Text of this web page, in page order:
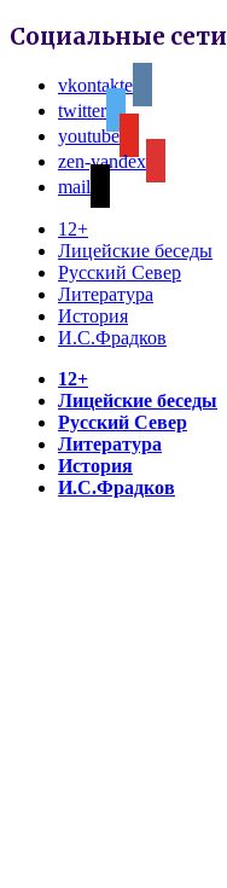
Социальные сети
vkontakte
twitter
youtube
zen-yandex
mail
12+
Лицейские беседы
Русский Север
Литература
История
И.С.Фрадков
12+
Лицейские беседы
Русский Север
Литература
История
И.С.Фрадков